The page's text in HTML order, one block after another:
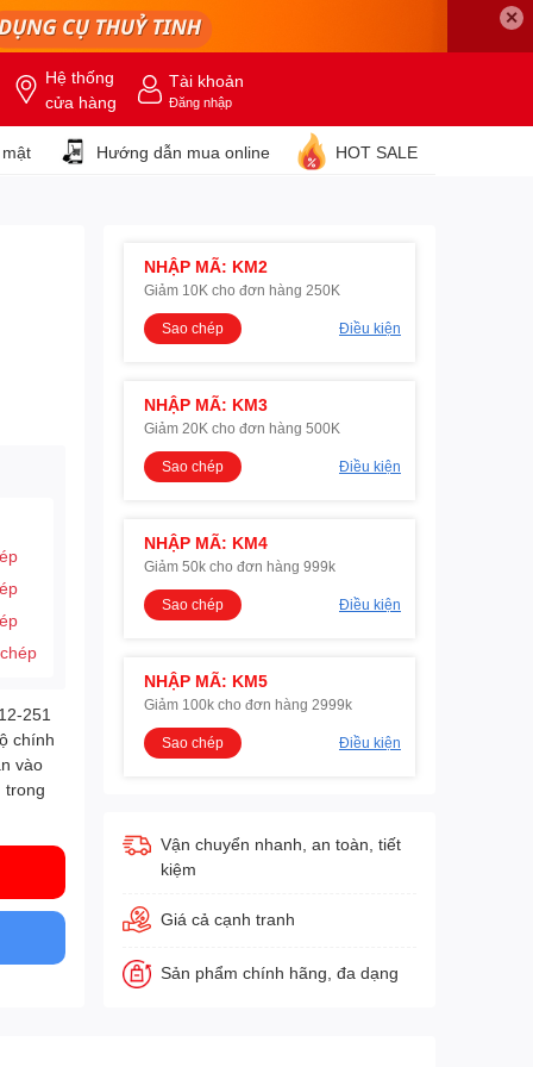
✕
Hệ thống
cửa hàng
Tài khoản
Đăng nhập
Hướng dẫn mua online HOT SALE
251
chính
vào
trong
NHẬP MÃ: KM2
Giảm 10K cho đơn hàng 250K
Sao chép Điều kiện
NHẬP MÃ: KM3
Giảm 20K cho đơn hàng 500K
Sao chép Điều kiện
NHẬP MÃ: KM4
Giảm 50k cho đơn hàng 999k
Sao chép Điều kiện
NHẬP MÃ: KM5
Giảm 100k cho đơn hàng 2999k
Sao chép Điều kiện
Vận chuyển nhanh, an toàn, tiết
kiệm
Giá cả cạnh tranh
Sản phẩm chính hãng, đa dạng